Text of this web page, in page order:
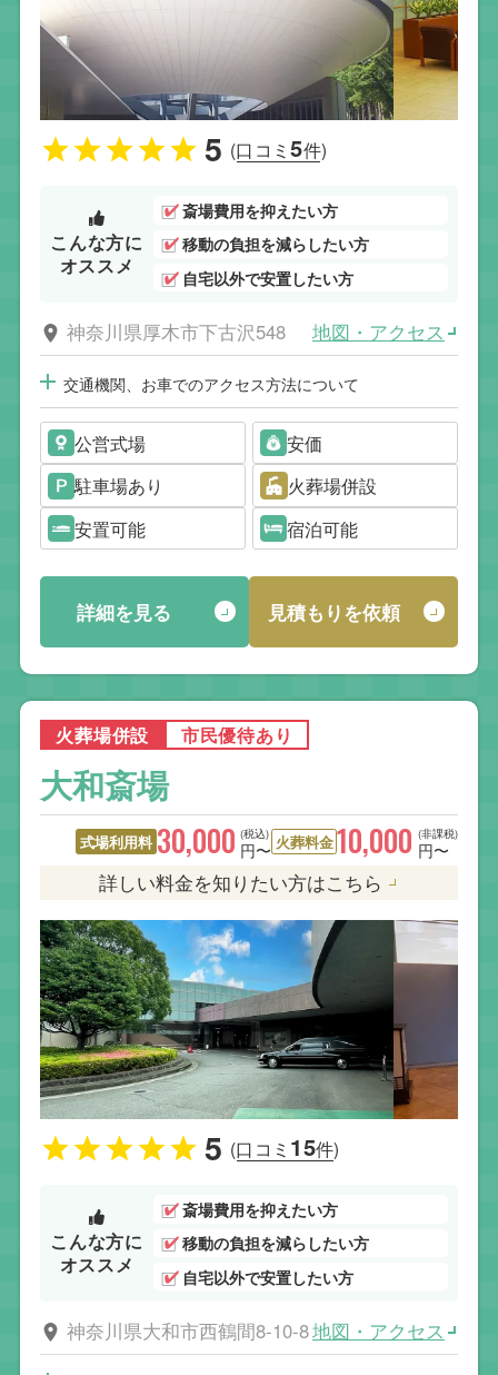
5 (口コミ5件)
こんな方に
オススメ
斎場費用を抑えたい方
移動の負担を減らしたい方
自宅以外で安置したい方
神奈川県厚木市下古沢548 地図・アクセス
交通機関、お車でのアクセス方法について
公営式場
安価
駐車場あり
火葬場併設
安置可能
宿泊可能
詳細を見る 見積もりを依頼
火葬場併設 市民優待あり
大和斎場
式場利用料 (税込)
30,000 円〜 火葬料金 (非課税)
10,000 円〜
詳しい料金を知りたい方はこちら
5 (口コミ 15件)
こんな方に
オススメ
斎場費用を抑えたい方
移動の負担を減らしたい方
自宅以外で安置したい方
神奈川県大和市西鶴間8-10-8地図・アクセス